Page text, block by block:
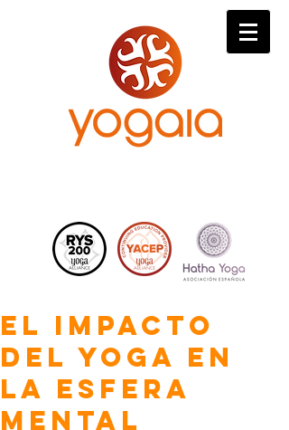
EL IMPACTO
DEL YOGA EN
LA ESFERA
MENTAL